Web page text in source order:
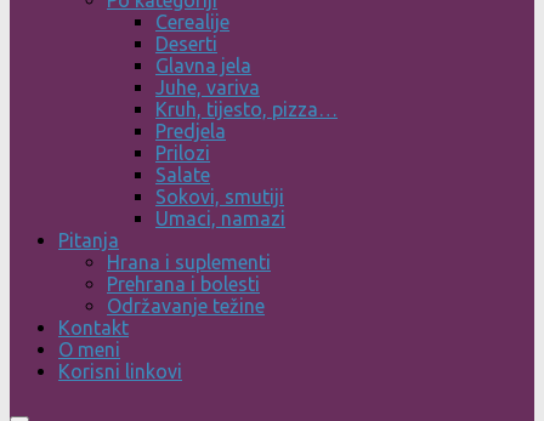
Cerealije
Deserti
Glavna jela
Juhe, variva
Kruh, tijesto, pizza…
Predjela
Prilozi
Salate
Sokovi, smutiji
Umaci, namazi
Pitanja
Hrana i suplementi
Prehrana i bolesti
Održavanje težine
Kontakt
O meni
Korisni linkovi